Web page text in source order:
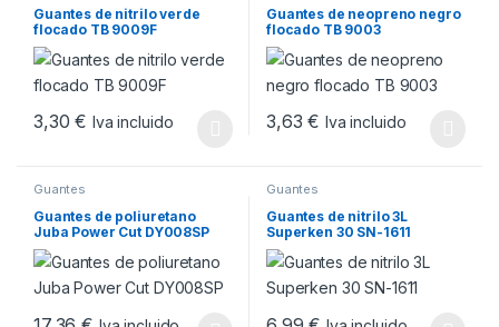
Guantes de nitrilo verde
flocado TB 9009F
3,30€ Iva incluido
Guantes de neopreno negro
flocado TB 9003
3,63€ Iva incluido
Guantes
Guantes de poliuretano
Juba Power Cut DY008SP
Guantes
Guantes de nitrilo 3L
Superken 30 SN-1611